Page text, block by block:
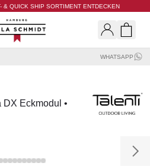
& QUICK SHIP SORTIMENT ENTDECKEN
Schmidt
WHATSAPP
Eckmodul •